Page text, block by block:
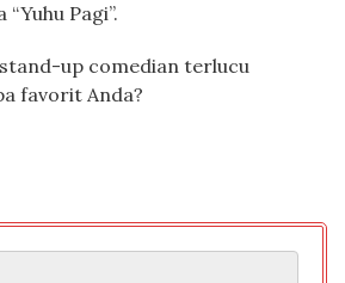
Pagi”.
up comedian terlucu
favorit Anda?